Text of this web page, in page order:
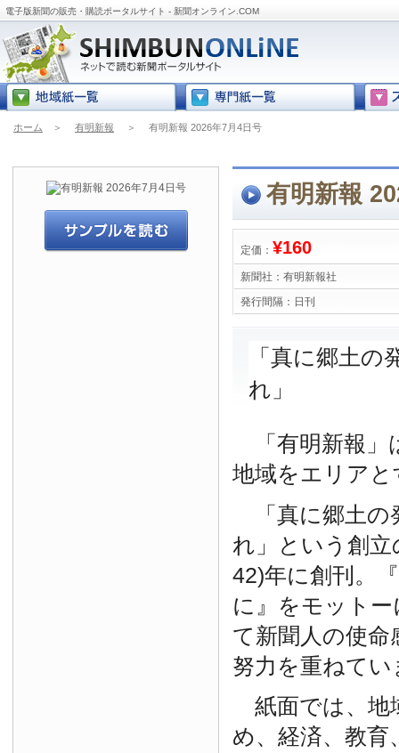
電子版新聞の販売・購読ポータルサイト - 新聞オンライン.COM
ホーム ＞ 有明新報 ＞ 有明新報 2026年7月4日号
有明新報
定価： ¥160
新聞社： 有明新報社
発行間隔： 日刊
「真に郷土の
れ」
「有明新報」
地域をエリア
「真に郷土の
れ」という創
42)年に創刊。
に』をモット
て新聞人の使命
努力を重ねてい
紙面では、地
め、経済、教育